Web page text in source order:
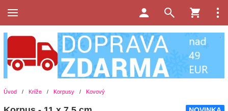
Úvod / Kríže / Korpusy / Kovový